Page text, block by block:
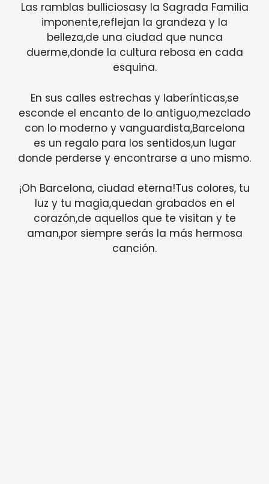
Las ramblas bulliciosasy la Sagrada Familia
imponente,reflejan la grandeza y la
belleza,de una ciudad que nunca
duerme,donde la cultura rebosa en cada
esquina.
En sus calles estrechas y laberínticas,se
esconde el encanto de lo antiguo,mezclado
con lo moderno y vanguardista,Barcelona
es un regalo para los sentidos,un lugar
donde perderse y encontrarse a uno mismo.
¡Oh Barcelona, ciudad eterna!Tus colores, tu
luz y tu magia,quedan grabados en el
corazón,de aquellos que te visitan y te
aman,por siempre serás la más hermosa
canción.